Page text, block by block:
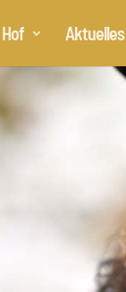
Aktuelles